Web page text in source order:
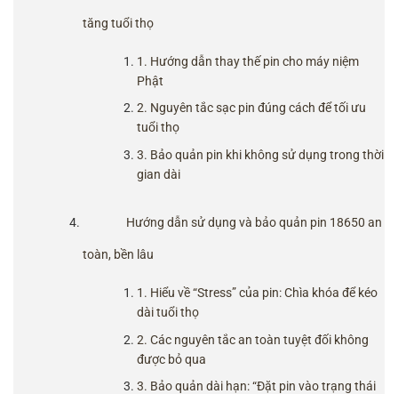
tăng tuổi thọ
1. Hướng dẫn thay thế pin cho máy niệm
Phật
2. Nguyên tắc sạc pin đúng cách để tối ưu
tuổi thọ
3. Bảo quản pin khi không sử dụng trong thời
gian dài
Hướng dẫn sử dụng và bảo quản pin 18650 an
toàn, bền lâu
1. Hiểu về “Stress” của pin: Chìa khóa để kéo
dài tuổi thọ
2. Các nguyên tắc an toàn tuyệt đối không
được bỏ qua
3. Bảo quản dài hạn: “Đặt pin vào trạng thái